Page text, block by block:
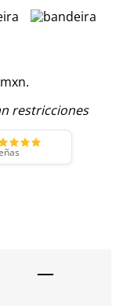
restricciones